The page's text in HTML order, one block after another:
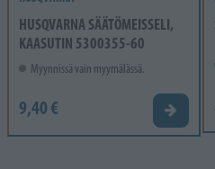
HUSQVARNA SÄÄTÖMEISSELI,
KAASUTIN 5300355-60
Myynnissä vain myymälässä.
9,40 €